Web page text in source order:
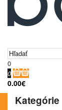
0
0
0.00€
Kategórie